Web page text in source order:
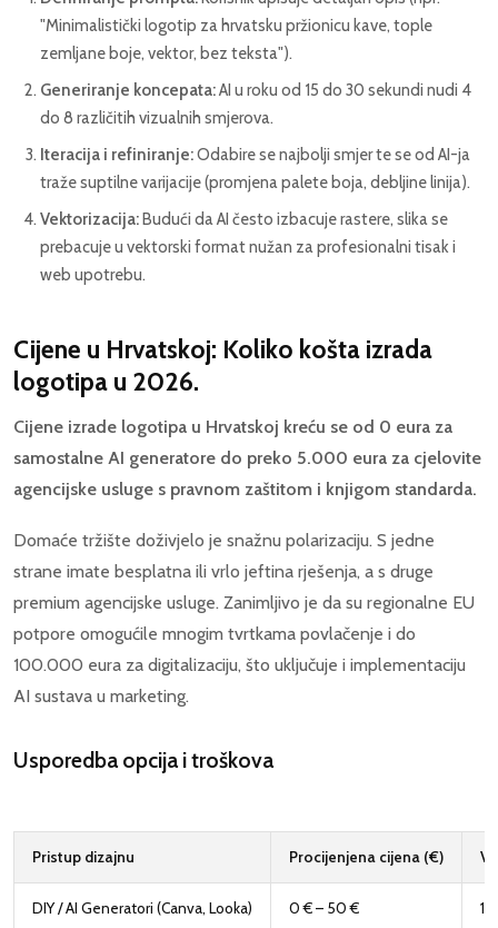
"Minimalistički logotip za hrvatsku pržionicu kave, tople
zemljane boje, vektor, bez teksta").
Generiranje koncepata:AI u roku od 15 do 30 sekundi nudi 4
do 8 različitih vizualnih smjerova.
Iteracija i refiniranje:Odabire se najbolji smjer te se od AI-ja
traže suptilne varijacije (promjena palete boja, debljine linija).
Vektorizacija:Budući da AI često izbacuje rastere, slika se
prebacuje u vektorski format nužan za profesionalni tisak i
web upotrebu.
Cijene u Hrvatskoj: Koliko košta izrada
logotipa u 2026.
Cijene izrade logotipa u Hrvatskoj kreću se od 0 eura za
samostalne AI generatore do preko 5.000 eura za cjelovite
agencijske usluge s pravnom zaštitom i knjigom standarda.
Domaće tržište doživjelo je snažnu polarizaciju. S jedne
strane imate besplatna ili vrlo jeftina rješenja, a s druge
premium agencijske usluge. Zanimljivo je da su regionalne EU
potpore omogućile mnogim tvrtkama povlačenje i do
100.000 eura za digitalizaciju, što uključuje i implementaciju
AI sustava u marketing.
Usporedba opcija i troškova
Pristup dizajnu Procijenjena cijena (€)
DIY / AI Generatori (Canva, Looka) 0 € – 50 €